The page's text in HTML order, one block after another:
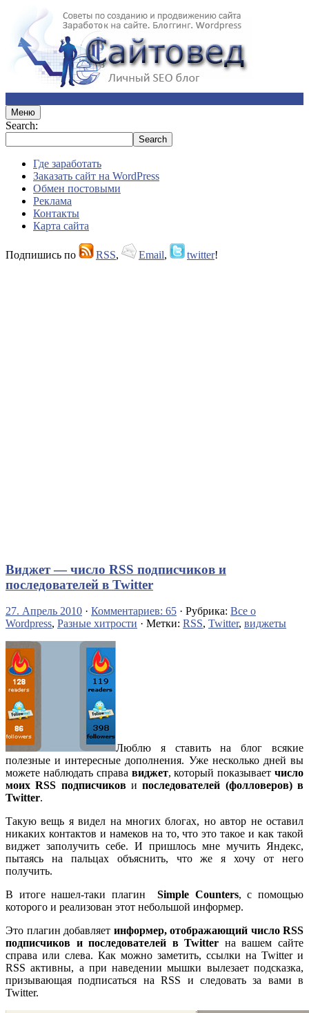
Меню
Search:
Где заработать
Заказать сайт на WordPress
Обмен постовыми
Реклама
Контакты
Карта сайта
Подпишись по RSS, Email, twitter!
Виджет — число RSS подписчиков и
последователей в Twitter
27. Апрель 2010 · Комментариев: 65 · Рубрика: Все о
Wordpress, Разные хитрости · Метки: RSS, Twitter, виджеты
Люблю я ставить на блог всякие
полезные и интересные дополнения. Уже несколько дней вы
можете наблюдать справа виджет, который показывает число
моих RSS подписчиковипоследователей (фолловеров) в
Twitter.
Такую вещь я видел на многих блогах, но автор не оставил
никаких контактов и намеков на то, что это такое и как такой
виджет заполучить себе. И пришлось мне мучить Яндекс,
пытаясь на пальцах объяснить, что же я хочу от него
получить.
В итоге нашел-таки плагинSimple Counters, с помощью
которого и реализован этот небольшой информер.
Это плагин добавляет информер, отображающий число RSS
подписчиков и последователей в Twitter на вашем сайте
справа или слева. Как можно заметить, ссылки на Twitter и
RSS активны, а при наведении мышки вылезает подсказка,
призывающая подписаться на RSS и следовать за вами в
Twitter.